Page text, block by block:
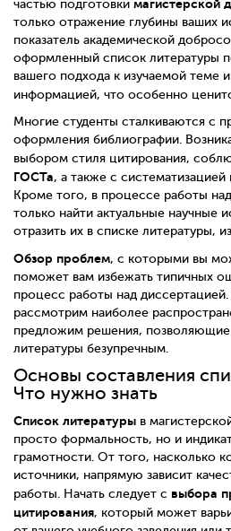
частью подготовки магистерской
только отражение глубины ваших
показатель академической
оформленный список литературы
вашего подхода к изучаемой теме
информацией, что особенно
Многие студенты сталкиваются с
оформления библиографии.
выбором стиля цитирования,
ГОСТа, а также с
Кроме того, в процессе работы
только найти актуальные научные
отразить их в списке литературы,
Обзор проблем, с которыми вы
поможет вам избежать типичных
процесс работы над
рассмотрим наиболее
предложим решения, позволяющие
литературы безупречным.
Основы составления
Что нужно знать
Список литературы в
просто формальность, но и
грамотности. От того, насколько
источники, напрямую зависит
работы. Начать следует с выбора
цитирования, который может